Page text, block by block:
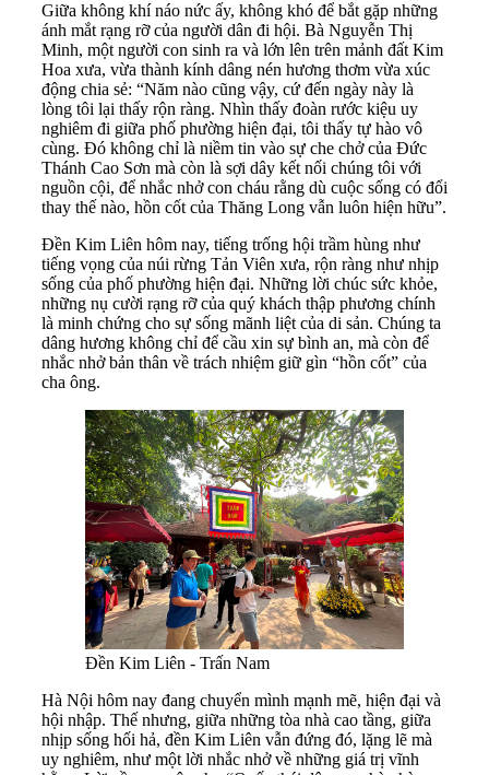
Giữa không khí náo nức ấy, không khó để bắt gặp những
ánh mắt rạng rỡ của người dân đi hội. Bà Nguyễn Thị
Minh, một người con sinh ra và lớn lên trên mảnh đất Kim
Hoa xưa, vừa thành kính dâng nén hương thơm vừa xúc
động chia sẻ: “Năm nào cũng vậy, cứ đến ngày này là
lòng tôi lại thấy rộn ràng. Nhìn thấy đoàn rước kiệu uy
nghiêm đi giữa phố phường hiện đại, tôi thấy tự hào vô
cùng. Đó không chỉ là niềm tin vào sự che chở của Đức
Thánh Cao Sơn mà còn là sợi dây kết nối chúng tôi với
nguồn cội, để nhắc nhở con cháu rằng dù cuộc sống có đổi
thay thế nào, hồn cốt của Thăng Long vẫn luôn hiện hữu”.
Đền Kim Liên hôm nay, tiếng trống hội trầm hùng như
tiếng vọng của núi rừng Tản Viên xưa, rộn ràng như nhịp
sống của phố phường hiện đại. Những lời chúc sức khỏe,
những nụ cười rạng rỡ của quý khách thập phương chính
là minh chứng cho sự sống mãnh liệt của di sản. Chúng ta
dâng hương không chỉ để cầu xin sự bình an, mà còn để
nhắc nhở bản thân về trách nhiệm giữ gìn “hồn cốt” của
cha ông.
Đền Kim Liên - Trấn Nam
Hà Nội hôm nay đang chuyển mình mạnh mẽ, hiện đại và
hội nhập. Thế nhưng, giữa những tòa nhà cao tầng, giữa
nhịp sống hối hả, đền Kim Liên vẫn đứng đó, lặng lẽ mà
uy nghiêm, như một lời nhắc nhở về những giá trị vĩnh